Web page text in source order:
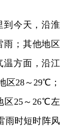
到今天，沿淮
；其他地区
温方面，沿江
区28～29℃；
区25～26℃左
雨时短时阵风